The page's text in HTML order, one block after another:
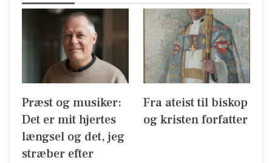
Præst og musiker:
Det er mit hjertes
længsel og det, jeg
stræber efter
Fra ateist til biskop
og kristen forfatter